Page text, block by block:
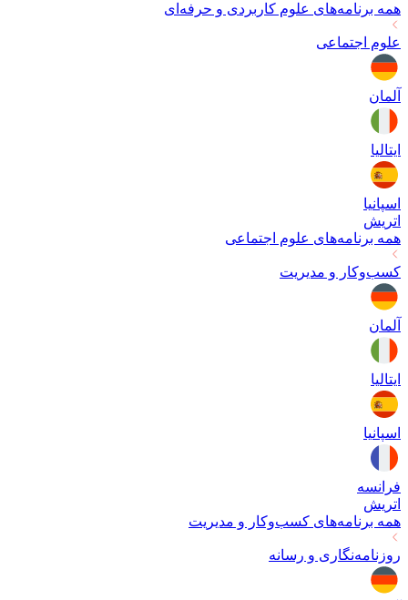
همه برنامه‌های علوم کاربردی و حرفه‌ای
علوم اجتماعی
آلمان
ایتالیا
اسپانیا
اتریش
همه برنامه‌های علوم اجتماعی
کسب‌وکار و مدیریت
آلمان
ایتالیا
اسپانیا
فرانسه
اتریش
همه برنامه‌های کسب‌وکار و مدیریت
روزنامه‌نگاری و رسانه